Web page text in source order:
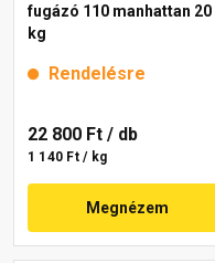
fugázó 110 manhattan 20
kg
Rendelésre
22 800 Ft / db
1 140 Ft / kg
Megnézem